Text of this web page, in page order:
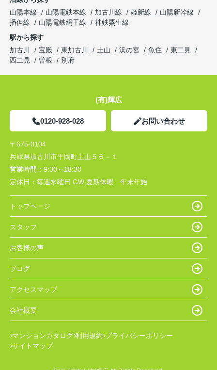
山陽本線
山陽電鉄本線 加古川線 姫新線
山陽新幹線
播但線
山陽電鉄網干線
神鉄粟生線
駅から探す
加古川
宝殿 東加古川 土山 浜の宮 魚住
東二見
西二見
曽根 別府
(有)輝広
0120-928-028 お問い合わせ
〒675-0104
兵庫県加古川市平岡町土山５６－１
営業時間： 9:30～18:30
定休日： 毎週水曜日 GW 夏期休暇 年末年始
トップページ
スタッフ
お客様の声
ブログ
アクセスマップ
会社概要
マンションカタログ 利用規約 プライバシーポリシー
サイトマップ